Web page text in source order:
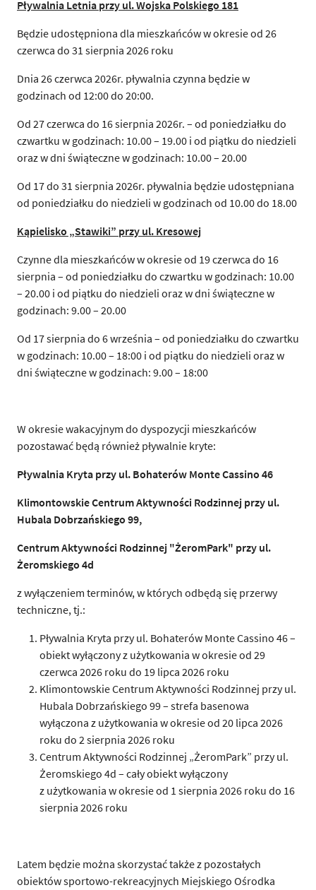
Pływalnia Letnia przy ul. Wojska Polskiego 181
Będzie udostępniona dla mieszkańców w okresie od 26
czerwca do 31 sierpnia 2026 roku
Dnia 26 czerwca 2026r. pływalnia czynna będzie w
godzinach od 12:00 do 20:00.
Od 27 czerwca do 16 sierpnia 2026r. – od poniedziałku do
czwartku w godzinach: 10.00 – 19.00 i od piątku do niedzieli
oraz w dni świąteczne w godzinach: 10.00 – 20.00
Od 17 do 31 sierpnia 2026r. pływalnia będzie udostępniana
od poniedziałku do niedzieli w godzinach od 10.00 do 18.00
Kąpielisko „Stawiki” przy ul. Kresowej
Czynne dla mieszkańców w okresie od 19 czerwca do 16
sierpnia – od poniedziałku do czwartku w godzinach: 10.00
– 20.00 i od piątku do niedzieli oraz w dni świąteczne w
godzinach: 9.00 – 20.00
Od 17 sierpnia do 6 września – od poniedziałku do czwartku
w godzinach: 10.00 – 18:00 i od piątku do niedzieli oraz w
dni świąteczne w godzinach: 9.00 – 18:00
W okresie wakacyjnym do dyspozycji mieszkańców
pozostawać będą również pływalnie kryte:
Pływalnia Kryta przy ul. Bohaterów Monte Cassino 46
Klimontowskie Centrum Aktywności Rodzinnej przy ul.
Hubala Dobrzańskiego 99,
Centrum Aktywności Rodzinnej "ŻeromPark" przy ul.
Żeromskiego 4d
z wyłączeniem terminów, w których odbędą się przerwy
techniczne, tj.:
Pływalnia Kryta przy ul. Bohaterów Monte Cassino 46 –
obiekt wyłączony z użytkowania w okresie od 29
czerwca 2026 roku do 19 lipca 2026 roku
Klimontowskie Centrum Aktywności Rodzinnej przy ul.
Hubala Dobrzańskiego 99 – strefa basenowa
wyłączona z użytkowania w okresie od 20 lipca 2026
roku do 2 sierpnia 2026 roku
Centrum Aktywności Rodzinnej „ŻeromPark” przy ul.
Żeromskiego 4d – cały obiekt wyłączony
z użytkowania w okresie od 1 sierpnia 2026 roku do 16
sierpnia 2026 roku
Latem będzie można skorzystać także z pozostałych
obiektów sportowo-rekreacyjnych Miejskiego Ośrodka